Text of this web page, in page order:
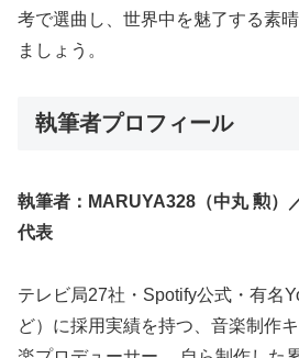
考で選曲し、世界中を魅了する素
ましょう。
執筆者プロフィール
執筆者：MARUYA328（中丸 勲）
代表
テレビ局27社・Spotify公式・有名
ど）に採用実績を持つ、音楽制作